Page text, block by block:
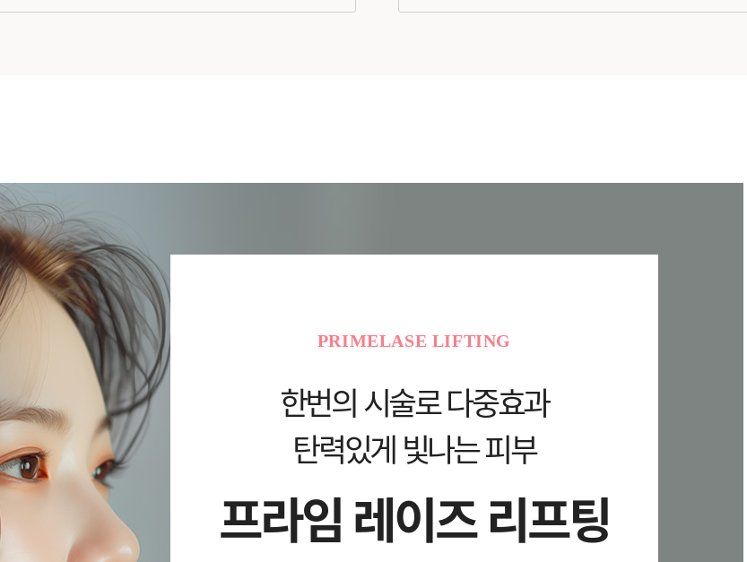
PRIMELASE LIFTING
한번의 시술로 다중효과
탄력있게 빛나는 피부
프라임 레이즈 리프팅